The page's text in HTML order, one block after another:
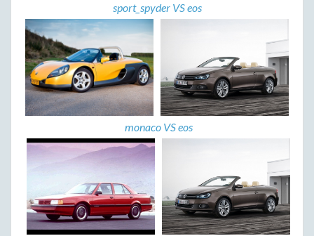
sport_spyder VS eos
monaco VS eos